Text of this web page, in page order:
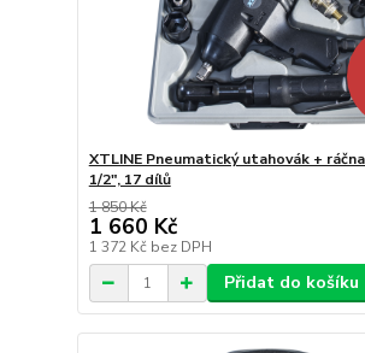
XTLINE Pneumatický utahovák +
1/2", 17 dílů
1 850 Kč
1 660 Kč
1 372 Kč bez DPH
Přidat do košíku